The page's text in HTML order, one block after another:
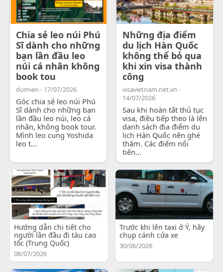
Chia sẻ leo núi Phú
Sĩ dành cho những
bạn lần đầu leo
núi cá nhân không
book tou
dumien - 17/07/2026
Góc chia sẻ leo núi Phú
Sĩ dành cho những bạn
lần đầu leo núi, leo cá
nhân, không book tour.
Mình leo cung Yoshida
leo t...
Những địa điểm
du lịch Hàn Quốc
không thể bỏ qua
khi xin visa thành
công
visavietnam.net.vn -
14/07/2026
Sau khi hoàn tất thủ tục
visa, điều tiếp theo là lên
danh sách địa điểm du
lịch Hàn Quốc nên ghé
thăm. Các điểm nổi
tiến...
Hướng dẫn chi tiết cho
người lần đầu đi tàu cao
tốc (Trung Quốc)
08/07/2026
Trước khi lên taxi ở Ý, hãy
chụp cánh cửa xe
30/06/2026